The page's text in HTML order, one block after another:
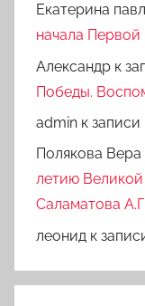
Екатерина
начала
Александр к
Победы.
admin к записи
Полякова
летию
Саламатова А.Г.
леонид к